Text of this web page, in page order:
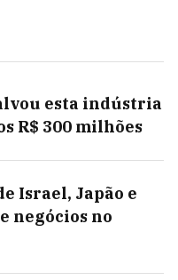
esta indústria
R$ 300 milhões
Israel, Japão e
negócios no